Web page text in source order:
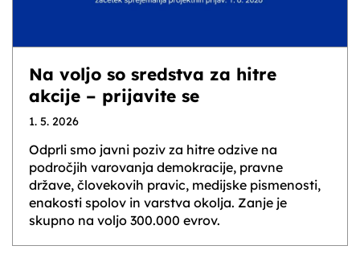
Na voljo so sredstva za hitre
akcije – prijavite se
1. 5. 2026
Odprli smo javni poziv za hitre odzive na
področjih varovanja demokracije, pravne
države, človekovih pravic, medijske pismenosti,
enakosti spolov in varstva okolja. Zanje je
skupno na voljo 300.000 evrov.